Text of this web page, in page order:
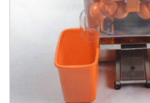
290 PCS
120PCS